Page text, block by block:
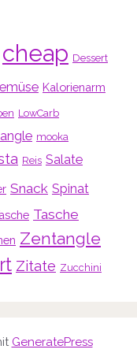
cheap Dessert
Kalorienarm
LowCarb
mooka
Reis Salate
Snack Spinat
Tasche
Zentangle
Zitate Zucchini
GeneratePress